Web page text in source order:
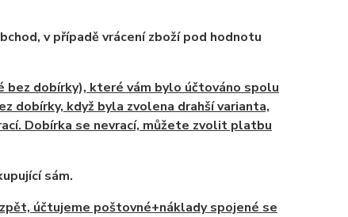
v případě vrácení zboží pod hodnotu
bez dobírky), které vám bylo účtováno spolu
dobírky, když byla zvolena drahší varianta,
Dobírka se nevrací, můžete zvolit platbu
sám.
účtujeme poštovné+náklady spojené se